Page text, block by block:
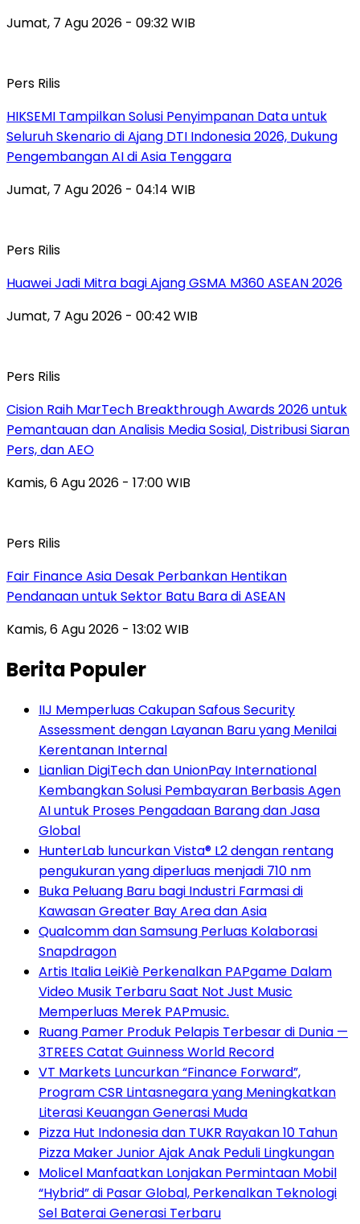
Jumat, 7 Agu 2026 - 09:32 WIB
Pers Rilis
HIKSEMI Tampilkan Solusi Penyimpanan Data untuk
Seluruh Skenario di Ajang DTI Indonesia 2026, Dukung
Pengembangan AI di Asia Tenggara
Jumat, 7 Agu 2026 - 04:14 WIB
Pers Rilis
Huawei Jadi Mitra bagi Ajang GSMA M360 ASEAN 2026
Jumat, 7 Agu 2026 - 00:42 WIB
Pers Rilis
Cision Raih MarTech Breakthrough Awards 2026 untuk
Pemantauan dan Analisis Media Sosial, Distribusi Siaran
Pers, dan AEO
Kamis, 6 Agu 2026 - 17:00 WIB
Pers Rilis
Fair Finance Asia Desak Perbankan Hentikan
Pendanaan untuk Sektor Batu Bara di ASEAN
Kamis, 6 Agu 2026 - 13:02 WIB
Berita Populer
IIJ Memperluas Cakupan Safous Security
Assessment dengan Layanan Baru yang Menilai
Kerentanan Internal
Lianlian DigiTech dan UnionPay International
Kembangkan Solusi Pembayaran Berbasis Agen
AI untuk Proses Pengadaan Barang dan Jasa
Global
HunterLab luncurkan Vista® L2 dengan rentang
pengukuran yang diperluas menjadi 710 nm
Buka Peluang Baru bagi Industri Farmasi di
Kawasan Greater Bay Area dan Asia
Qualcomm dan Samsung Perluas Kolaborasi
Snapdragon
Artis Italia LeiKiè Perkenalkan PAPgame Dalam
Video Musik Terbaru Saat Not Just Music
Memperluas Merek PAPmusic.
Ruang Pamer Produk Pelapis Terbesar di Dunia —
3TREES Catat Guinness World Record
VT Markets Luncurkan “Finance Forward”,
Program CSR Lintasnegara yang Meningkatkan
Literasi Keuangan Generasi Muda
Pizza Hut Indonesia dan TUKR Rayakan 10 Tahun
Pizza Maker Junior Ajak Anak Peduli Lingkungan
Molicel Manfaatkan Lonjakan Permintaan Mobil
“Hybrid” di Pasar Global, Perkenalkan Teknologi
Sel Baterai Generasi Terbaru